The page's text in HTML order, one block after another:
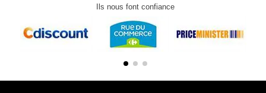
Ils nous font confiance